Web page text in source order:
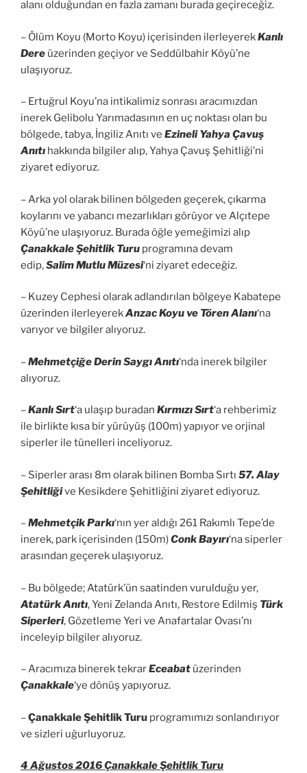
alanı olduğundan en fazla zamanı burada geçireceğiz.
– Ölüm Koyu (Morto Koyu) içerisinden ilerleyerekKanlı
Dere üzerinden geçiyor ve Seddülbahir Köyü’ne
ulaşıyoruz.
– Ertuğrul Koyu’na intikalimiz sonrası aracımızdan
inerek Gelibolu Yarımadasının en uç noktası olan bu
bölgede, tabya, İngiliz Anıtı ve Ezineli Yahya Çavuş
Anıtı hakkında bilgiler alıp, Yahya Çavuş Şehitliği’ni
ziyaret ediyoruz.
– Arka yol olarak bilinen bölgeden geçerek, çıkarma
koylarını ve yabancı mezarlıkları görüyor ve Alçıtepe
Köyü’ne ulaşıyoruz. Burada öğle yemeğimizi alıp
Çanakkale Şehitlik Turu programına devam
edip,Salim Mutlu Müzesi‘ni ziyaret edeceğiz.
– Kuzey Cephesi olarak adlandırılan bölgeye Kabatepe
üzerinden ilerleyerekAnzac Koyu ve Tören Alanı‘na
varıyor ve bilgiler alıyoruz.
–Mehmetçiğe Derin Saygı Anıtı‘nda inerek bilgiler
alıyoruz.
–Kanlı Sırt‘a ulaşıp buradan Kırmızı Sırt‘a rehberimiz
ile birlikte kısa bir yürüyüş (100m) yapıyor ve orjinal
siperler ile tünelleri inceliyoruz.
– Siperler arası 8m olarak bilinen Bomba Sırtı 57. Alay
Şehitliğive Kesikdere Şehitliğini ziyaret ediyoruz.
–Mehmetçik Parkı‘nın yer aldığı 261 Rakımlı Tepe’de
inerek, park içerisinden (150m)Conk Bayırı‘na siperler
arasından geçerek ulaşıyoruz.
– Bu bölgede; Atatürk’ün saatinden vurulduğu yer,
Atatürk Anıtı, Yeni Zelanda Anıtı, Restore Edilmiş Türk
Siperleri, Gözetleme Yeri ve Anafartalar Ovası’nı
inceleyip bilgiler alıyoruz.
– Aracımıza binerek tekrarEceabat üzerinden
Çanakkale‘ye dönüş yapıyoruz.
–Çanakkale Şehitlik Turu programımızı sonlandırıyor
ve sizleri uğurluyoruz.
4 Ağustos 2016 Çanakkale Şehitlik Turu